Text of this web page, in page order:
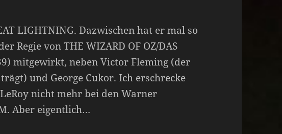
LIGHTNING. Dazwischen hat er mal so
Regie von THE WIZARD OF OZ/DAS
mitgewirkt, neben Victor Fleming (der
und George Cukor. Ich erschrecke
nicht mehr bei den Warner
Aber eigentlich…